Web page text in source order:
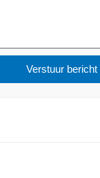
Verstuur bericht